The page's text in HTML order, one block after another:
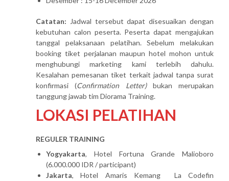
Catatan: Jadwal tersebut dapat disesuaikan dengan
kebutuhan calon peserta. Peserta dapat mengajukan
tanggal pelaksanaan pelatihan. Sebelum melakukan
booking tiket perjalanan maupun hotel mohon untuk
menghubungi marketing kami terlebih dahulu.
Kesalahan pemesanan tiket terkait jadwal tanpa surat
konfirmasi (Confirmation Letter)bukan merupakan
tanggung jawab tim Diorama Training.
LOKASI PELATIHAN
REGULER TRAINING
Yogyakarta, Hotel Fortuna Grande Malioboro
(6.000.000 IDR / participant)
Jakarta, Hotel Amaris Kemang La Codefin